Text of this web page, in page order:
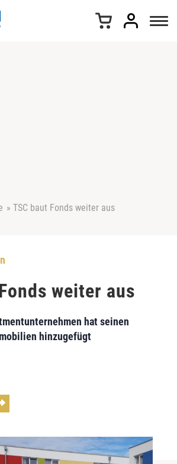
» TSC baut Fonds weiter aus
weiter aus
hat seinen
hinzugefügt